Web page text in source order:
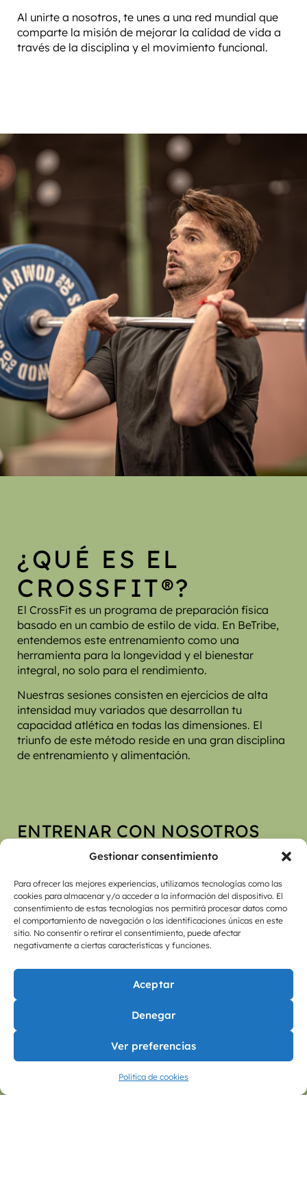
Gestionar consentimiento
Para ofrecer las mejores experiencias, utilizamos tecnologías como las
cookies para almacenar y/o acceder a la información del dispositivo. El
consentimiento de estas tecnologías nos permitirá procesar datos como
el comportamiento de navegación o las identificaciones únicas en este
sitio. No consentir o retirar el consentimiento, puede afectar
negativamente a ciertas características y funciones.
Aceptar
Denegar
Ver preferencias
Política de cookies
Al unirte a nosotros, te unes a una red mundial que
comparte la misión de mejorar la calidad de vida a
través de la disciplina y el movimiento funcional.
¿QUÉ ES EL
CROSSFIT®?
El CrossFit es un programa de preparación física
basado en un cambio de estilo de vida. En BeTribe,
entendemos este entrenamiento como una
herramienta para la longevidad y el bienestar
integral, no solo para el rendimiento.
Nuestras sesiones consisten en ejercicios de alta
intensidad muy variados que desarrollan tu
capacidad atlética en todas las dimensiones. El
triunfo de este método reside en una gran disciplina
de entrenamiento y alimentación.
ENTRENAR CON NOSOTROS
SIGNIFICA DESARROLLAR
CLAVE:
1. RESISTENCIA CARDIOVASCULAR
2. RESISTENCIA MUSCULAR
4. FLEXIBILIDAD
7. COORDINACIÓN
8. AGILIDAD
9. EQUILIBRIO